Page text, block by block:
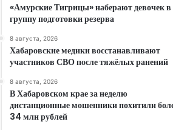
«Амурские Тигрицы» наберают девочек в
группу подготовки резерва
8 августа, 2026
Хабаровские медики восстанавливают
участников СВО после тяжёлых ранений
8 августа, 2026
В Хабаровском крае за неделю
дистанционные мошенники похитили
34 млн рублей